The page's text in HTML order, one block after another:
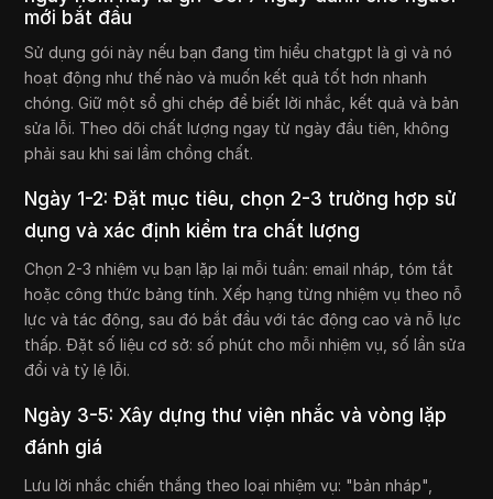
mới bắt đầu
Sử dụng gói này nếu bạn đang tìm hiểu chatgpt là gì và nó
hoạt động như thế nào và muốn kết quả tốt hơn nhanh
chóng. Giữ một sổ ghi chép để biết lời nhắc, kết quả và bản
sửa lỗi. Theo dõi chất lượng ngay từ ngày đầu tiên, không
phải sau khi sai lầm chồng chất.
Ngày 1-2: Đặt mục tiêu, chọn 2-3 trường hợp sử
dụng và xác định kiểm tra chất lượng
Chọn 2-3 nhiệm vụ bạn lặp lại mỗi tuần: email nháp, tóm tắt
hoặc công thức bảng tính. Xếp hạng từng nhiệm vụ theo nỗ
lực và tác động, sau đó bắt đầu với tác động cao và nỗ lực
thấp. Đặt số liệu cơ sở: số phút cho mỗi nhiệm vụ, số lần sửa
đổi và tỷ lệ lỗi.
Ngày 3-5: Xây dựng thư viện nhắc và vòng lặp
đánh giá
Lưu lời nhắc chiến thắng theo loại nhiệm vụ: "bản nháp",